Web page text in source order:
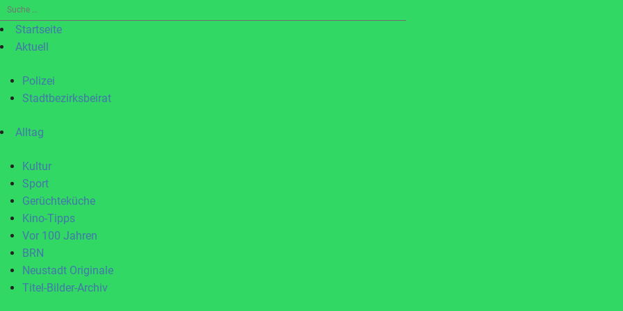
Suche
nach:Startseite
Aktuell
Polizei
Stadtbezirksbeirat
Alltag
Kultur
Sport
Gerüchteküche
Kino-Tipps
Vor 100 Jahren
BRN
Neustadt Originale
Titel-Bilder-Archiv